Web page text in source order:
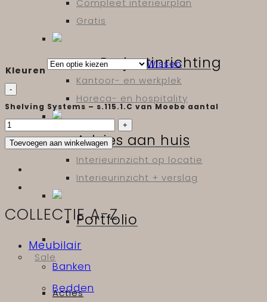
Compleet interieurplan
Gratis
Projectinrichting
Kantoor- en werkplek
Horeca- en hospitality
Advies aan huis
Interieurinzicht op locatie
Interieurinzicht + verslag
Portfolio
Sale
Acties
Kleuren
Wissen
Shelving Systems – s.115.1.C van Moebe aantal
Toevoegen aan winkelwagen
COLLECTIE A-Z
Meubilair
Banken
Bedden